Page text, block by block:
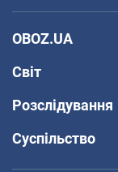
OBOZ.UA
Світ
Розслідування
Суспільство